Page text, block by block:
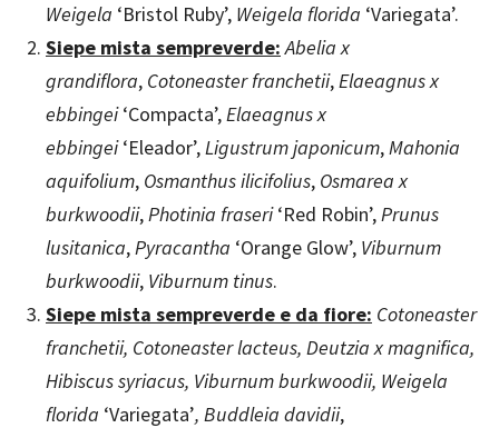
Weigela ‘Bristol Ruby’, Weigela florida ‘Variegata’.
Siepe mista sempreverde: Abelia x
grandiflora, Cotoneaster franchetii,Elaeagnus x
ebbingei‘Compacta’,Elaeagnus x
ebbingei‘Eleador’,Ligustrum japonicum,Mahonia
aquifolium, Osmanthus ilicifolius, Osmarea x
burkwoodii,Photinia fraseri‘Red Robin’,Prunus
lusitanica,Pyracantha ‘Orange Glow’, Viburnum
burkwoodii, Viburnum tinus.
Siepe mista sempreverde e da fiore: Cotoneaster
franchetii, Cotoneaster lacteus, Deutzia x magnifica,
Hibiscus syriacus, Viburnum burkwoodii, Weigela
florida ‘Variegata’, Buddleia davidii,